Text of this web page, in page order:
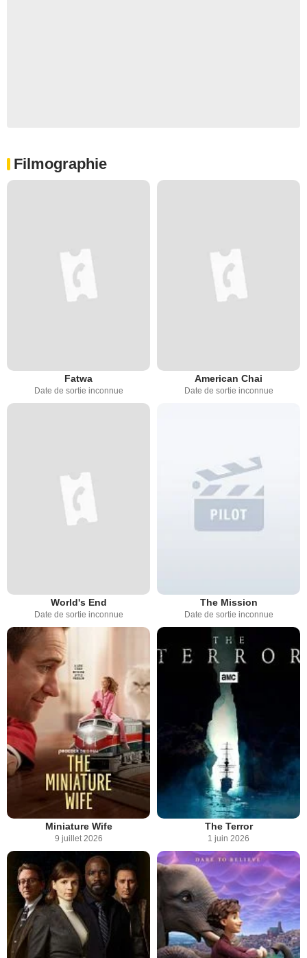
Filmographie
Fatwa
Date de sortie inconnue
American Chai
Date de sortie inconnue
World's End
Date de sortie inconnue
The Mission
Date de sortie inconnue
Miniature Wife
9 juillet 2026
The Terror
1 juin 2026